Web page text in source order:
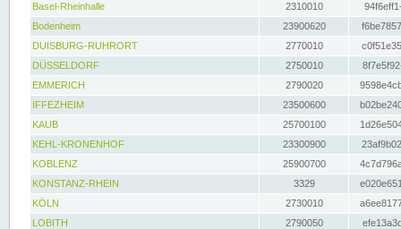
Basel-Rheinhalle
2310010
Bodenheim
23900620
DUISBURG-RUHRORT
2770010
DÜSSELDORF
2750010
EMMERICH
2790020
IFFEZHEIM
23500600
KAUB
25700100
KEHL-KRONENHOF
23300900
KOBLENZ
25900700
KONSTANZ-RHEIN
3329
KÖLN
2730010
LOBITH
2790050